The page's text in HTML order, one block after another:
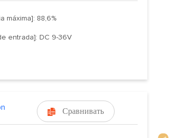
máxima]: 88,6%
entrada]: DC 9-36V
 Сравнивать